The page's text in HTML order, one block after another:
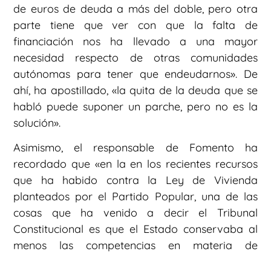
de euros de deuda a más del doble, pero otra
parte tiene que ver con que la falta de
financiación nos ha llevado a una mayor
necesidad respecto de otras comunidades
autónomas para tener que endeudarnos». De
ahí, ha apostillado, «la quita de la deuda que se
habló puede suponer un parche, pero no es la
solución».
Asimismo, el responsable de Fomento ha
recordado que «en la en los recientes recursos
que ha habido contra la Ley de Vivienda
planteados por el Partido Popular, una de las
cosas que ha venido a decir el Tribunal
Constitucional es que el Estado conservaba al
menos las competencias en materia de